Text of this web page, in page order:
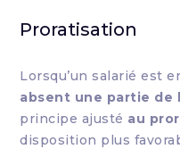
Proratisation
Lorsqu’un salarié est
absent une partie de
principe ajusté au
disposition plus